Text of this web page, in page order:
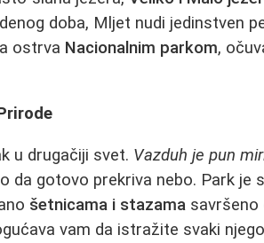
doba, Mljet nudi jedinstven
ostrva Nacionalnim parkom,
u drugačiji svet. Vazduh je pun
da gotovo prekriva nebo. Park je
šetnicama i stazama savršeno
vam da istražite svaki